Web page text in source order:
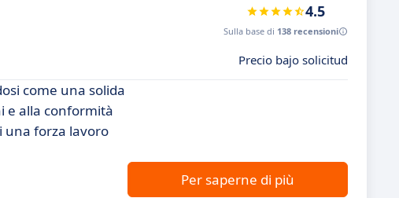
4.5
Sulla base di 138 recensioni
Precio bajo solicitud
come una solida
e alla conformità
una forza lavoro
Per saperne di più